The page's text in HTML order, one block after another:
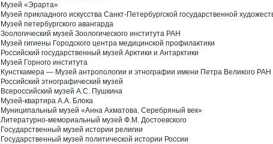
Музей «Эрарта»
Музей прикладного искусства Санкт-Петербургской государственной
Музей петербургского авангарда
Зоологический музей Зоологического института РАН
Музей гигиены Городского центра медицинской профилактики
Российский государственный музей Арктики и Антарктики
Музей Горного института
Кунсткамера — Музей антропологии и этнографии имени Петра Великого РАН
Российский этнографический музей
Всероссийский музей А.С. Пушкина
Музей-квартира А.А. Блока
Муниципальный музей «Анна Ахматова. Серебряный век»
Литературно-мемориальный музей Ф.М. Достоевского
Государственный музей истории религии
Государственный музей политической истории России